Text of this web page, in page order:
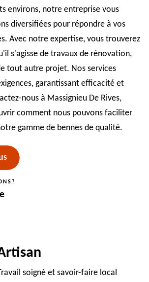
environs, notre entreprise vous
diversifiées pour répondre à vos
Avec notre expertise, vous trouverez
s'agisse de travaux de rénovation,
tout autre projet. Nos services
garantissant efficacité et
nous à Massignieu De Rives,
comment nous pouvons faciliter
gamme de bennes de qualité.
soigné et savoir-faire local